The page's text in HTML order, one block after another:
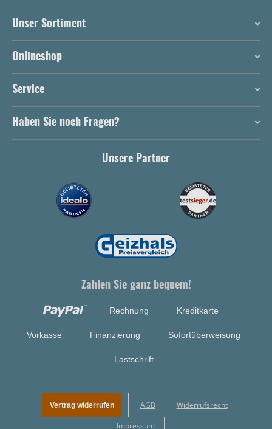
Unser Sortiment
Onlineshop
Service
Haben Sie noch Fragen?
Unsere Partner
Zahlen Sie ganz bequem!
Rechnung Kreditkarte
Vorkasse Finanzierung Sofortüberweisung
Lastschrift
Vertrag widerrufen AGB Widerrufsrecht
Impressum